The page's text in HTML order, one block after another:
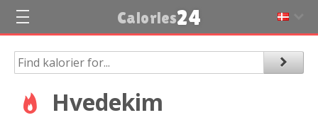
Calories24
Hvedekim